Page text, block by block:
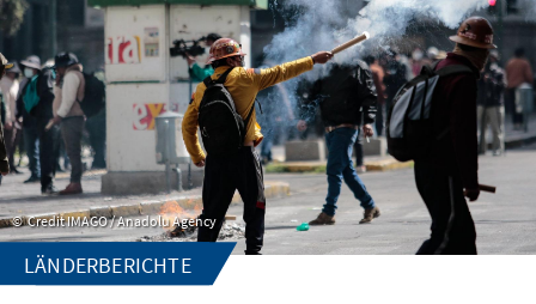
Credit IMAGO / Anadolu Agency
LÄNDERBERICHTE